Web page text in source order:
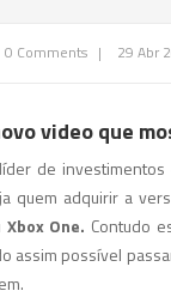
0 Comments | 29 Abr
video que
de investimentos
quem adquirir a
Xbox One. Contudo
assim possível